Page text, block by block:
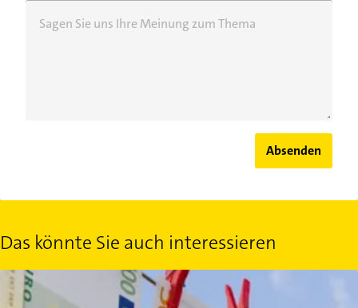
Sagen Sie uns Ihre Meinung zum Thema
Absenden
Das könnte Sie auch interessieren
So funktioniert Geldwäsche